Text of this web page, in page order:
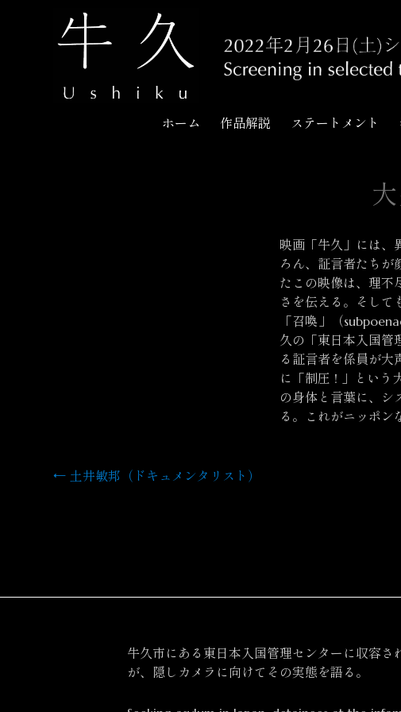
USHIKU
ホーム 作品解説 ステートメント
映画「牛久」には、
ろん、証言者たちが
たこの映像は、理不
さを伝える。そして
「召喚」（
久の「東日本入国管
る証言者を係員が大
に「制圧 ! 」という
の身体と言葉に、シ
る。これがニッポン
投
← 土井敏邦（ドキュメンタリスト）
牛久市にある東日本入国管理センターに収容さ
が、隠しカメラに向けてその実態を語る。